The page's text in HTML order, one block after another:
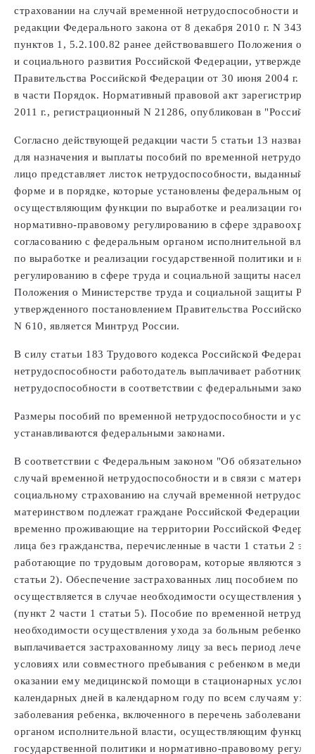
страховании на случай временной нетрудоспособности и в
редакции Федерального закона от 8 декабря 2010 г. N 343-
пунктов 1, 5.2.100.82 ранее действовавшего Положения о
и социального развития Российской Федерации,
Правительства Российской Федерации от 30 июня 2004 г.
в части Порядок. Нормативный правовой акт
2011 г., регистрационный N 21286, опубликован в
Согласно действующей редакции части 5 статьи 13
для назначения и выплаты пособий по временной
лицо представляет листок нетрудоспособности, выданный
форме и в порядке, которые установлены федеральным
осуществляющим функции по выработке и реализации
нормативно-правовому регулированию в сфере
согласованию с федеральным органом исполнительной
по выработке и реализации государственной политики и
регулированию в сфере труда и социальной защиты
Положения о Министерстве труда и социальной защиты
утвержденного постановлением Правительства
N 610, является Минтруд России.
В силу статьи 183 Трудового кодекса Российской
нетрудоспособности работодатель выплачивает работнику
нетрудоспособности в соответствии с федеральными
Размеры пособий по временной нетрудоспособности и
устанавливаются федеральными законами.
В соответствии с Федеральным законом "Об обязательном
случай временной нетрудоспособности и в связи с
социальному страхованию на случай временной
материнством подлежат граждане Российской Федерации, а
временно проживающие на территории Российской
лица без гражданства, перечисленные в части 1 статьи 2
работающие по трудовым договорам, которые являются
статьи 2). Обеспечение застрахованных лиц пособием по
осуществляется в случае необходимости осуществления
(пункт 2 части 1 статьи 5). Пособие по временной
необходимости осуществления ухода за больным ребенком
выплачивается застрахованному лицу за весь период
условиях или совместного пребывания с ребенком в
оказании ему медицинской помощи в стационарных
календарных дней в календарном году по всем случаям
заболевания ребенка, включенного в перечень
органом исполнительной власти, осуществляющим
государственной политики и нормативно-правовому